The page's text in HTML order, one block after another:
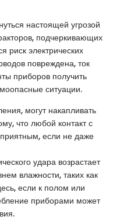
настоящей угрозой
подчеркивающих
риск электрических
повреждена, ток
приборов получить
ситуации.
могут накапливать
что любой контакт с
если не даже
удара возрастает
влажности, таких как
если к полом или
приборами может